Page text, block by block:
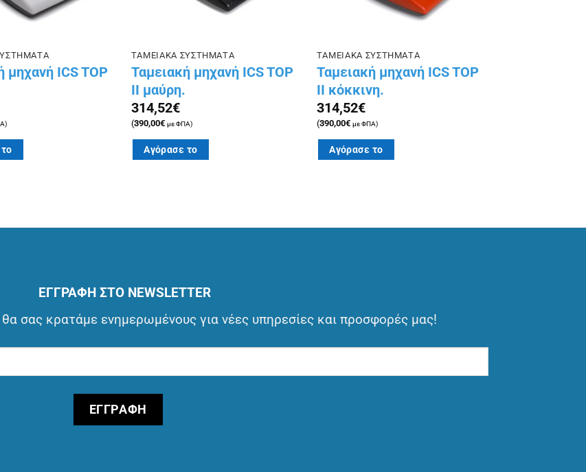
μηχανή ICS TOP
ΤΑΜΕΙΑΚΑ ΣΥΣΤΗΜΑΤΑ
Ταμειακή μηχανή ICS TOP
II μαύρη.
314,52€
(390,00€ με ΦΠΑ)
Αγόρασε το
ΤΑΜΕΙΑΚΑ ΣΥΣΤΗΜΑΤΑ
Ταμειακή μηχανή ICS TOP
II κόκκινη.
314,52€
(390,00€ με ΦΠΑ)
Αγόρασε το
ΕΓΓΡΑΦΗ ΣΤΟ NEWSLETTER
σας κρατάμε ενημερωμένους για νέες υπηρεσίες και προσφορές μας!